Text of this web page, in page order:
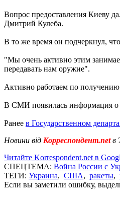
Вопрос предоставления Киеву
Дмитрий Кулеба.
В то же время он подчеркнул,
"Мы очень активно этим
передавать нам оружие".
Активно работаем по
В СМИ появилась информация о
Ранее в Государственном
Новини від Корреспондент.netв
Читайте Korrespondent.net в
СПЕЦТЕМА: Война России с
ТЕГИ: Украина, США, ракеты,
Если вы заметили ошибку,